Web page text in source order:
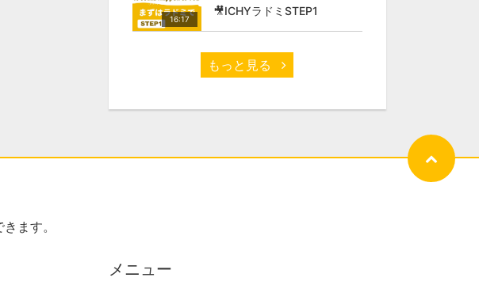
16:17
🎥ICHYラドミSTEP1
もっと見る
ます。
メニュー